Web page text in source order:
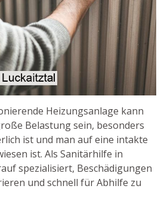
Heizungsanlage kann
Belastung sein, besonders
ist und man auf eine intakte
ist. Als Sanitärhilfe in
spezialisiert, Beschädigungen
und schnell für Abhilfe zu